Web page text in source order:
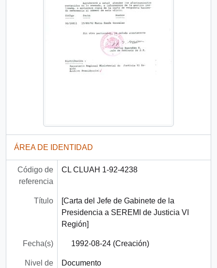
ÁREA DE IDENTIDAD
Código de
referencia
CL CLUAH 1-92-4238
Título
[Carta del Jefe de Gabinete de la
Presidencia a SEREMI de Justicia VI
Región]
Fecha(s) 1992-08-24 (Creación)
Nivel de
Documento